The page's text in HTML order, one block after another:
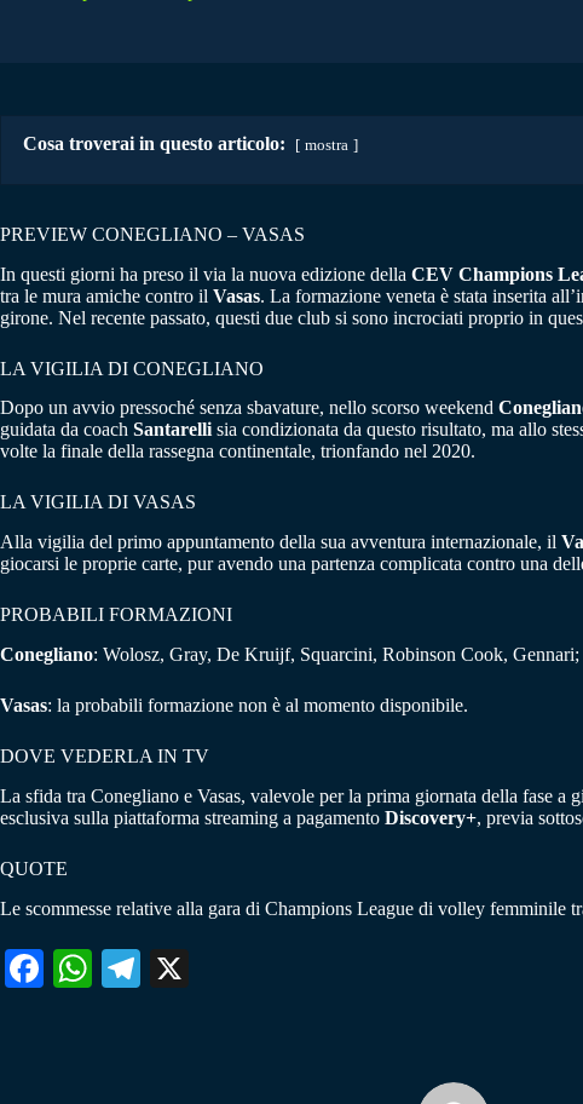
Cosa troverai in questo articolo: mostra
PREVIEW CONEGLIANO – VASAS
In questi giorni ha preso il via la nuova edizione della CEV Champions
tra le mura amiche contro il Vasas. La formazione veneta è stata inserita
girone. Nel recente passato, questi due club si sono incrociati proprio in
LA VIGILIA DI CONEGLIANO
Dopo un avvio pressoché senza sbavature, nello scorso weekend
guidata da coach Santarellisia condizionata da questo risultato, ma allo
volte la finale della rassegna continentale, trionfando nel 2020.
LA VIGILIA DI VASAS
Alla vigilia del primo appuntamento della sua avventura internazionale, il
giocarsi le proprie carte, pur avendo una partenza complicata contro una
PROBABILI FORMAZIONI
Conegliano: Wolosz, Gray, De Kruijf, Squarcini, Robinson Cook,
Vasas: la probabili formazione non è al momento disponibile.
DOVE VEDERLA IN TV
La sfida tra Conegliano e Vasas, valevole per la prima giornata della fase
esclusiva sulla piattaforma streaming a pagamento Discovery+, previa
QUOTE
Le scommesse relative alla gara di Champions League di volley femminile
Fa W
Te